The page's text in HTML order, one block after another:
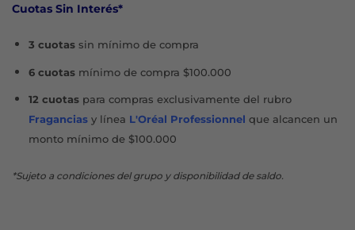
Cuotas Sin Interés*
3 cuotassin mínimo de compra
6 cuotasmínimo de compra $100.000
12 cuotaspara compras exclusivamente del rubro
Fraganciasy línea L'Oréal Professionnel que alcancen un
monto mínimo de $100.000
*Sujeto a condiciones del grupo y disponibilidad de saldo.